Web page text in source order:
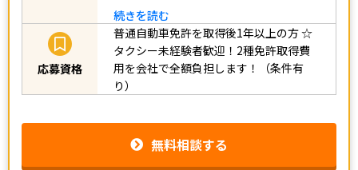
続きを読む
応募資格
普通自動車免許を取得後1年以上の方☆
タクシー未経験者歓迎！2種免許取得費
用を会社で全額負担します！（条件有
り）
無料相談する